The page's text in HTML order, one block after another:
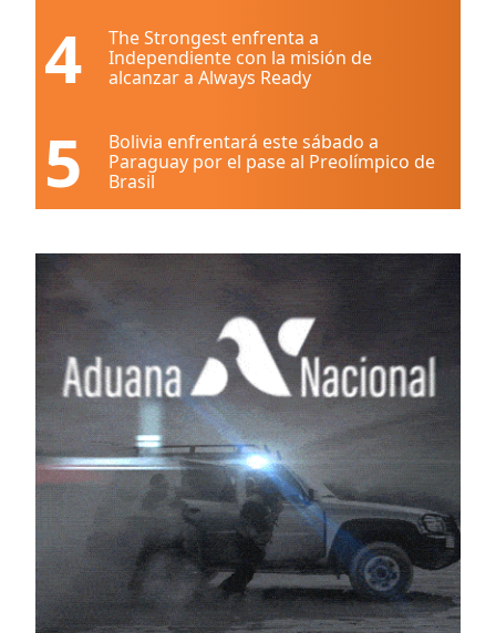
4
The Strongest enfrenta a
Independiente con la misión de
alcanzar a Always Ready
5
Bolivia enfrentará este sábado a
Paraguay por el pase al Preolímpico de
Brasil